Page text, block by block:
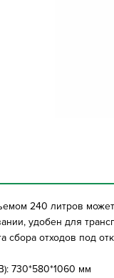
240 литров
удобен для
сбора отходов под
730*580*1060 мм